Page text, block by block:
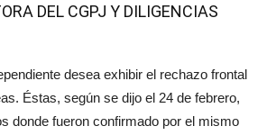
DEL CGPJ Y DILIGENCIAS
desea exhibir el rechazo frontal
Éstas, según se dijo el 24 de febrero,
donde fueron confirmado por el mismo